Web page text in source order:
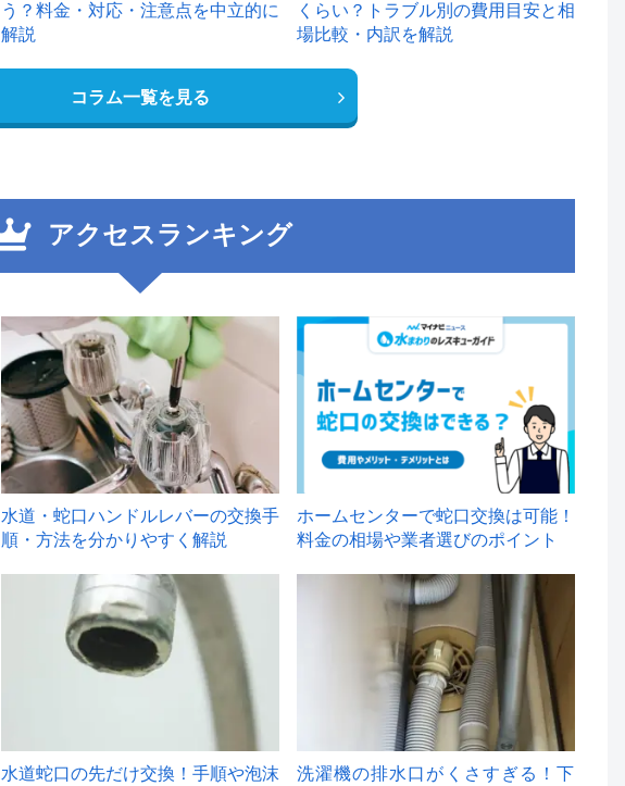
う？料金・対応・注意点を中立的に
解説
くらい？トラブル別の費用目安と相
場比較・内訳を解説
コラム一覧を見る
アクセスランキング
2
水道・蛇口ハンドルレバーの交換手
順・方法を分かりやすく解説
ホームセンターで蛇口交換は可能！
料金の相場や業者選びのポイント
水道蛇口の先だけ交換！手順や泡沫
洗濯機の排水口がくさすぎる！下